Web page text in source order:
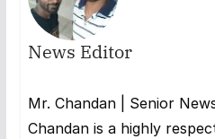
News Editor
Mr. Chandan | Senior
Chandan is a highly